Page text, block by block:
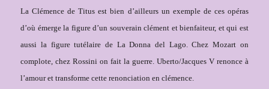
La Clémence de Titus est bien d’ailleurs un exemple de ces opéras
d’où émerge la figure d’un souverain clément et bienfaiteur, et qui est
aussi la figure tutélaire de La Donna del Lago. Chez Mozart on
complote, chez Rossini on fait la guerre. Uberto/Jacques V renonce à
l’amour et transforme cette renonciation en clémence.